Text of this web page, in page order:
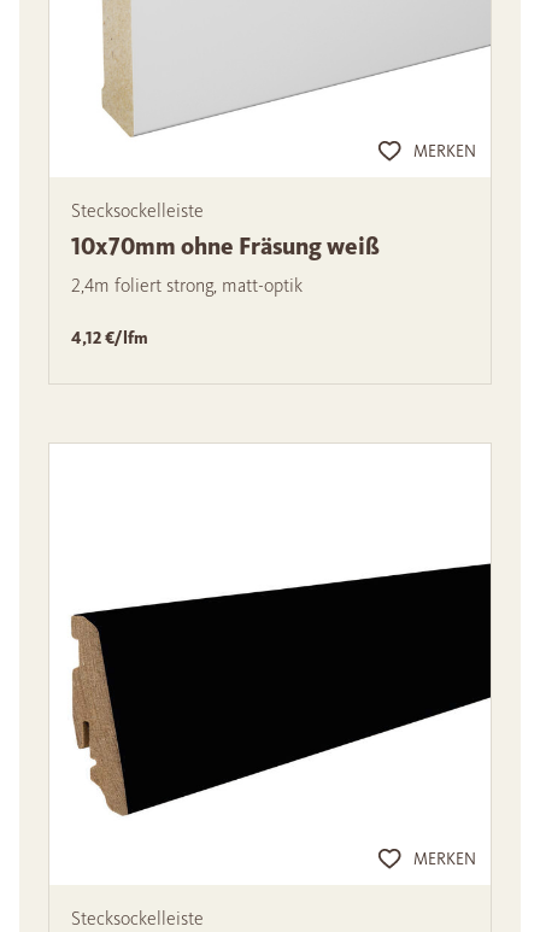
MERKEN
Stecksockelleiste
10x70mm ohne Fräsung weiß
2,4m foliert strong, matt-optik
4,12 €/lfm
MERKEN
Stecksockelleiste